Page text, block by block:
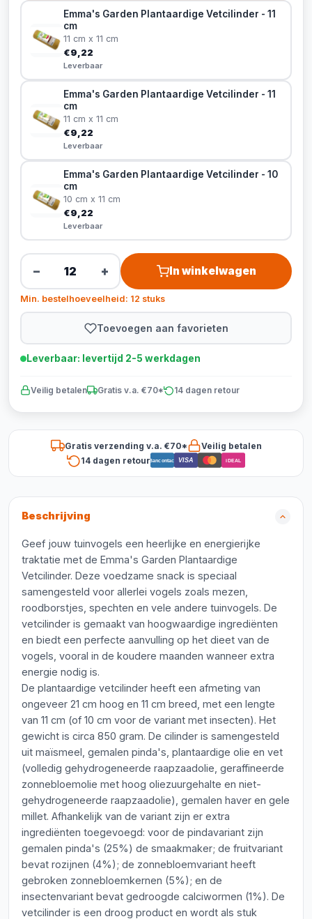
Emma's Garden Plantaardige Vetcilinder - 11
cm
11 cm x 11 cm
€9,22
Leverbaar
Emma's Garden Plantaardige Vetcilinder - 11
cm
11 cm x 11 cm
€9,22
Leverbaar
Emma's Garden Plantaardige Vetcilinder - 10
cm
10 cm x 11 cm
€9,22
Leverbaar
− + In winkelwagen
Min. bestelhoeveelheid: 12 stuks
Toevoegen aan favorieten
Leverbaar: levertijd 2-5 werkdagen
Veilig betalen Gratis v.a. €70* 14 dagen retour
Gratis verzending v.a. €70*
Veilig betalen
14 dagen retourBancontact VISA iDEAL
Beschrijving
Geef jouw tuinvogels een heerlijke en energierijke
traktatie met de Emma's Garden Plantaardige
Vetcilinder. Deze voedzame snack is speciaal
samengesteld voor allerlei vogels zoals mezen,
roodborstjes, spechten en vele andere tuinvogels. De
vetcilinder is gemaakt van hoogwaardige ingrediënten
en biedt een perfecte aanvulling op het dieet van de
vogels, vooral in de koudere maanden wanneer extra
energie nodig is.
De plantaardige vetcilinder heeft een afmeting van
ongeveer 21 cm hoog en 11 cm breed, met een lengte
van 11 cm (of 10 cm voor de variant met insecten). Het
gewicht is circa 850 gram. De cilinder is samengesteld
uit maïsmeel, gemalen pinda's, plantaardige olie en vet
(volledig gehydrogeneerde raapzaadolie, geraffineerde
zonnebloemolie met hoog oliezuurgehalte en niet-
gehydrogeneerde raapzaadolie), gemalen haver en gele
millet. Afhankelijk van de variant zijn er extra
ingrediënten toegevoegd: voor de pindavariant zijn
gemalen pinda's (25%) de smaakmaker; de fruitvariant
bevat rozijnen (4%); de zonnebloemvariant heeft
gebroken zonnebloemkernen (5%); en de
insectenvariant bevat gedroogde calciwormen (1%). De
vetcilinder is een droog product en wordt als stuk